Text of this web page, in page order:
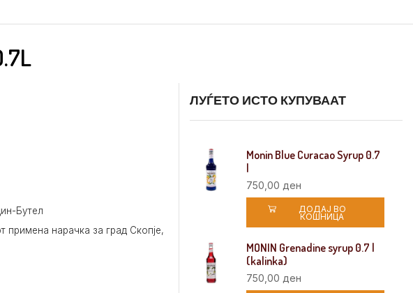
Бутел
примена нарачка за град Скопје,
ЛУЃЕТО ИСТО КУПУВААТ
Monin Blue Curacao Syrup 0.7
l
750,00 ден
ДОДАЈ ВО
КОШНИЦА
MONIN Grenadine syrup 0.7 l
(kalinka)
750,00 ден